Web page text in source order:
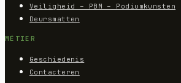
Veiligheid – PBM – Podiumkunsten
Deursmatten
MÉTIER
Geschiedenis
Contacteren